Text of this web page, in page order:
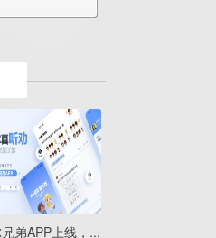
弟APP上线，...